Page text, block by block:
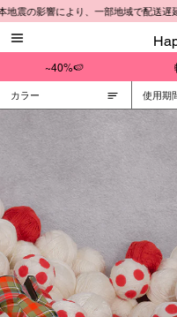
~40%🍉
影響により、一部地域で配送遅延が
カラー 使用期